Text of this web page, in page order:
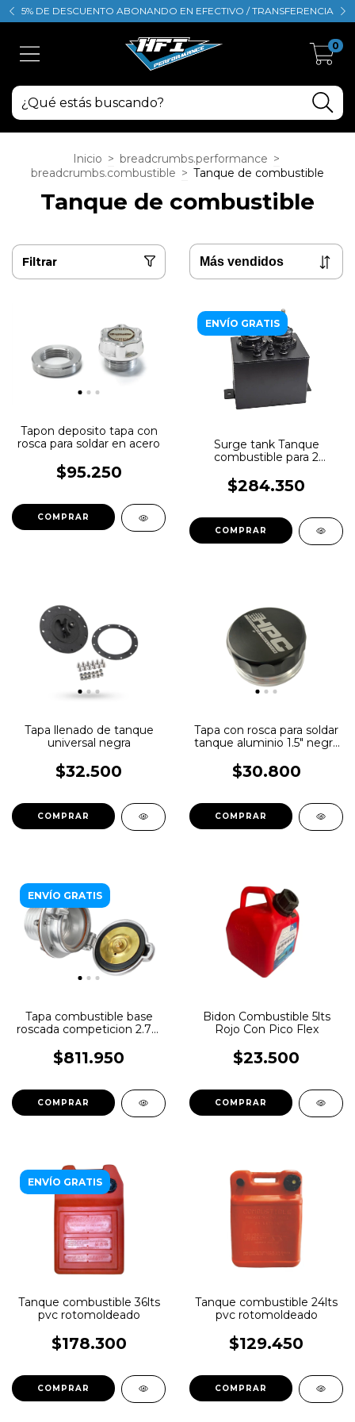
5% DE DESCUENTO ABONANDO EN EFECTIVO / TRANSFERENCIA
0
Inicio > breadcrumbs.performance >
breadcrumbs.combustible > Tanque de combustible
Tanque de combustible
Filtrar
Tapon deposito tapa con
rosca para soldar en acero
$95.250
ENVÍO GRATIS
Surge tank Tanque
combustible para 2
$284.350
Tapa llenado de tanque
universal negra
$32.500
Tapa con rosca para soldar
tanque aluminio 1.5" negra
$30.800
ENVÍO GRATIS
Tapa combustible base
roscada competicion 2.75"
$811.950
Bidon Combustible 5lts
Rojo Con Pico Flex
$23.500
ENVÍO GRATIS
Tanque combustible 36lts
pvc rotomoldeado
$178.300
Tanque combustible 24lts
pvc rotomoldeado
$129.450